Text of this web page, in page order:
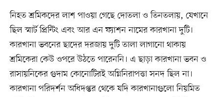
নিহত শ্রমিকদের লাশ পাওয়া গেছে দোতলা ও তিনতলায়, যেখানে
ছিল স্মার্ট প্রিন্টিং এবং আর এন ফ্যাশন নামের কারখানা দুটি।
কারখানা ভবনের ছাদের দরজায় দুটি তালা লাগানো থাকায়
শ্রমিকেরা কেউ ওপরে উঠতে পারেননি। এ ছাড়া কারখানা ভবন ও
রাসায়নিকের গুদাম কোনোটিরই অগ্নিনিরাপত্তা সনদ ছিল না।
কারখানা পরিদর্শন অধিদপ্তর থেকে যদি কারখানাগুলো নিয়মিত